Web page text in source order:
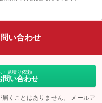
い合わせ
・見積り依頼
問い合わせ
くことはありません。 メールア